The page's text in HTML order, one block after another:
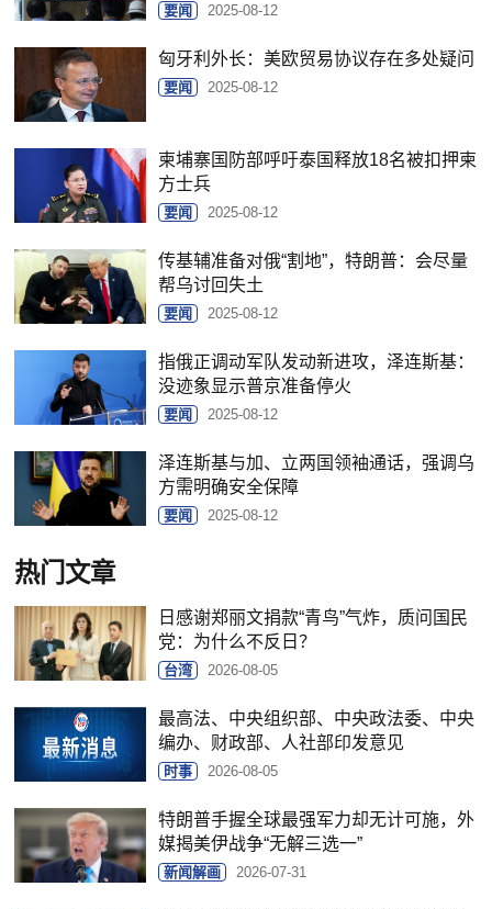
要闻 2025-08-12
匈牙利外长：美欧贸易协议存在多处疑问
要闻 2025-08-12
柬埔寨国防部呼吁泰国释放18名被扣押柬
方士兵
要闻 2025-08-12
传基辅准备对俄“割地”，特朗普：会尽量
帮乌讨回失土
要闻 2025-08-12
指俄正调动军队发动新进攻，泽连斯基：
没迹象显示普京准备停火
要闻 2025-08-12
泽连斯基与加、立两国领袖通话，强调乌
方需明确安全保障
要闻 2025-08-12
热门文章
日感谢郑丽文捐款“青鸟”气炸，质问国民
党：为什么不反日？
台湾 2026-08-05
最高法、中央组织部、中央政法委、中央
编办、财政部、人社部印发意见
时事 2026-08-05
特朗普手握全球最强军力却无计可施，外
媒揭美伊战争“无解三选一”
新闻解画 2026-07-31